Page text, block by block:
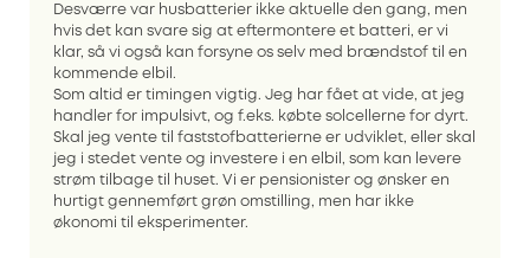
Desværre var husbatterier ikke aktuelle den gang, men
hvis det kan svare sig at eftermontere et batteri, er vi
klar, så vi også kan forsyne os selv med brændstof til en
kommende elbil.
Som altid er timingen vigtig. Jeg har fået at vide, at jeg
handler for impulsivt, og f.eks. købte solcellerne for dyrt.
Skal jeg vente til faststofbatterierne er udviklet, eller skal
jeg i stedet vente og investere i en elbil, som kan levere
strøm tilbage til huset. Vi er pensionister og ønsker en
hurtigt gennemført grøn omstilling, men har ikke
økonomi til eksperimenter.